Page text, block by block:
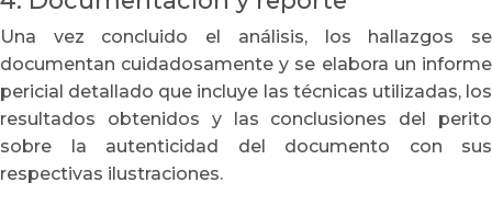
Una vez concluido el análisis, los hallazgos se
documentan cuidadosamente y se elabora un informe
pericial detallado que incluye las técnicas utilizadas, los
resultados obtenidos y las conclusiones del perito
sobre la autenticidad del documento con sus
respectivas ilustraciones.